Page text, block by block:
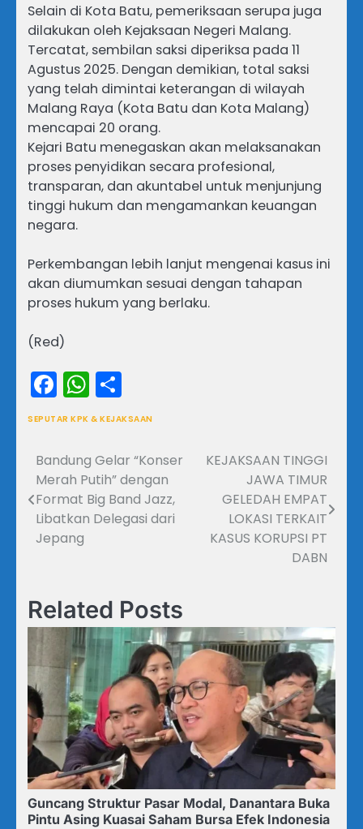
Selain di Kota Batu, pemeriksaan serupa juga
dilakukan oleh Kejaksaan Negeri Malang.
Tercatat, sembilan saksi diperiksa pada 11
Agustus 2025. Dengan demikian, total saksi
yang telah dimintai keterangan di wilayah
Malang Raya (Kota Batu dan Kota Malang)
mencapai 20 orang.
Kejari Batu menegaskan akan melaksanakan
proses penyidikan secara profesional,
transparan, dan akuntabel untuk menjunjung
tinggi hukum dan mengamankan keuangan
negara.
Perkembangan lebih lanjut mengenai kasus ini
akan diumumkan sesuai dengan tahapan
proses hukum yang berlaku.
(Red)
Facebook
WhatsApp
SEPUTAR KPK & KEJAKSAAN
Navigasi
pos
Bandung Gelar “Konser
Merah Putih” dengan
Format Big Band Jazz,
Libatkan Delegasi dari
Jepang
KEJAKSAAN TINGGI
JAWA TIMUR
GELEDAH EMPAT
LOKASI TERKAIT
KASUS KORUPSI PT
DABN
Related Posts
Guncang Struktur Pasar Modal, Danantara Buka
Pintu Asing Kuasai Saham Bursa Efek Indonesia